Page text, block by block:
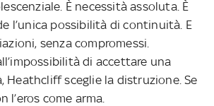
È necessità assoluta. È
l’unica possibilità di continuità. E
senza compromessi.
di accettare una
Heathcliff sceglie la distruzione. Se
come arma.